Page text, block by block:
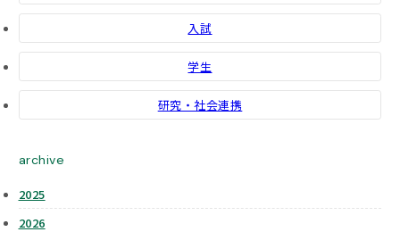
入試
学生
研究・社会連携
archive
2025
2026